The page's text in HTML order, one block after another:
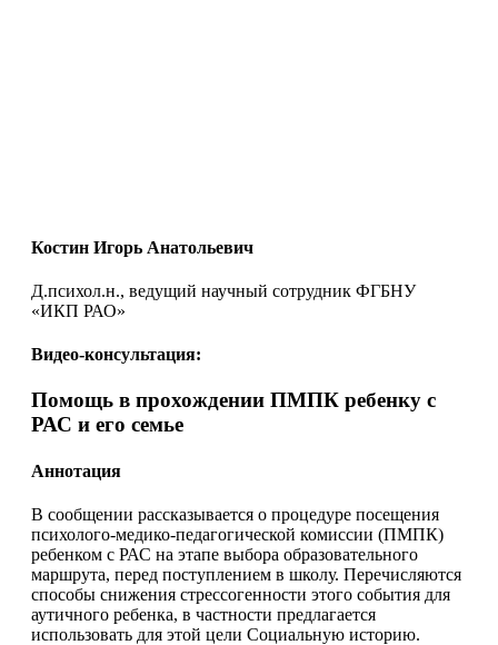
Костин Игорь Анатольевич
Д.психол.н., ведущий научный сотрудник ФГБНУ
«ИКП РАО»
Видео-консультация:
Помощь в прохождении ПМПК ребенку с
РАС и его семье
Аннотация
В сообщении рассказывается о процедуре посещения
психолого-медико-педагогической комиссии (ПМПК)
ребенком с РАС на этапе выбора образовательного
маршрута, перед поступлением в школу. Перечисляются
способы снижения стрессогенности этого события для
аутичного ребенка, в частности предлагается
использовать для этой цели Социальную историю.